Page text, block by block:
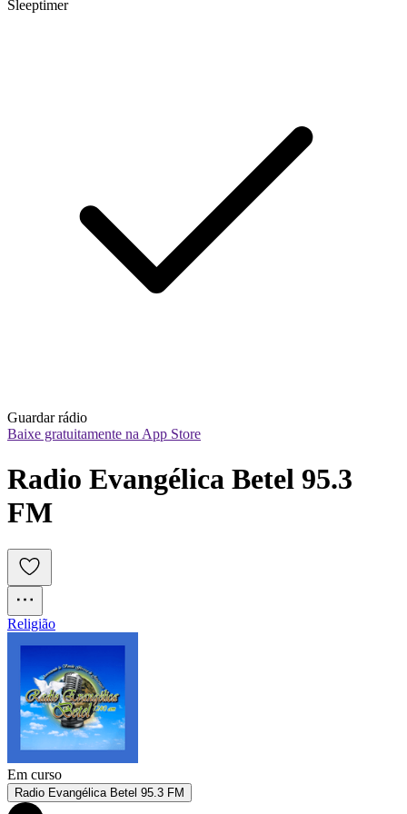
Sleeptimer
Guardar rádio
Baixe gratuitamente na App Store
Radio Evangélica Betel 95.3
FM
Religião
Em curso
Radio Evangélica Betel 95.3 FM